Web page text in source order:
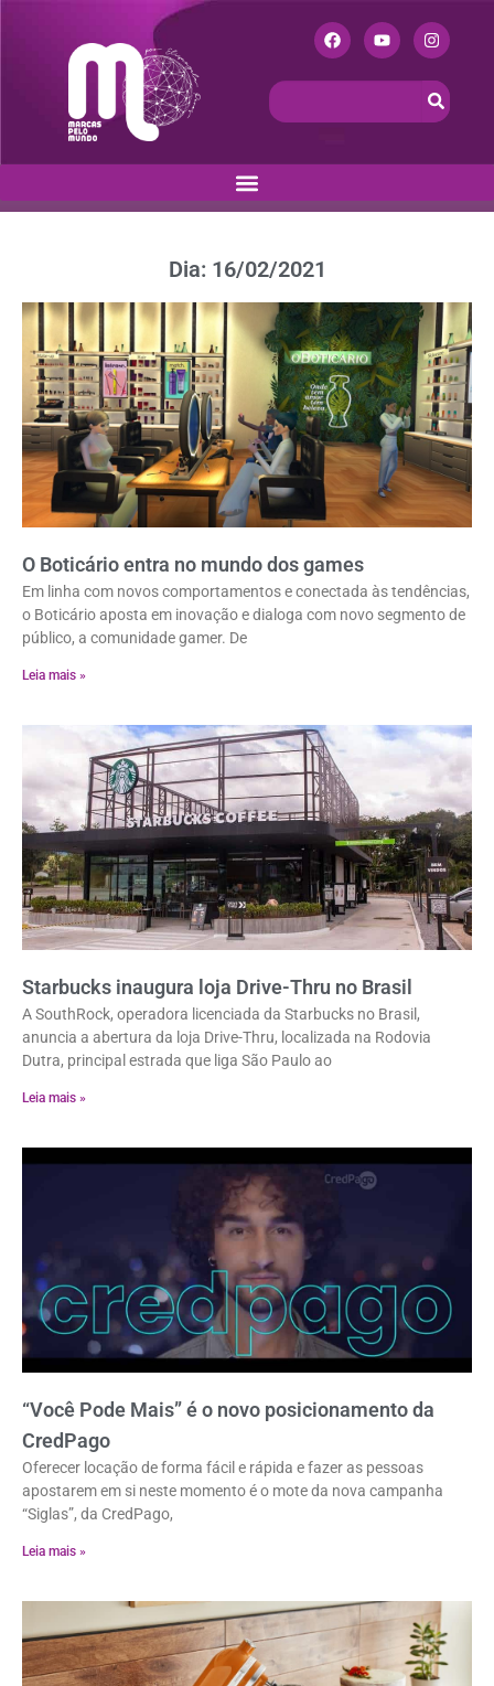
Dia: 16/02/2021
O Boticário entra no mundo dos games
Em linha com novos comportamentos e conectada às tendências,
o Boticário aposta em inovação e dialoga com novo segmento de
público, a comunidade gamer. De
Leia mais »
Starbucks inaugura loja Drive-Thru no Brasil
A SouthRock, operadora licenciada da Starbucks no Brasil,
anuncia a abertura da loja Drive-Thru, localizada na Rodovia
Dutra, principal estrada que liga São Paulo ao
Leia mais »
“Você Pode Mais” é o novo posicionamento da
CredPago
Oferecer locação de forma fácil e rápida e fazer as pessoas
apostarem em si neste momento é o mote da nova campanha
“Siglas”, da CredPago,
Leia mais »